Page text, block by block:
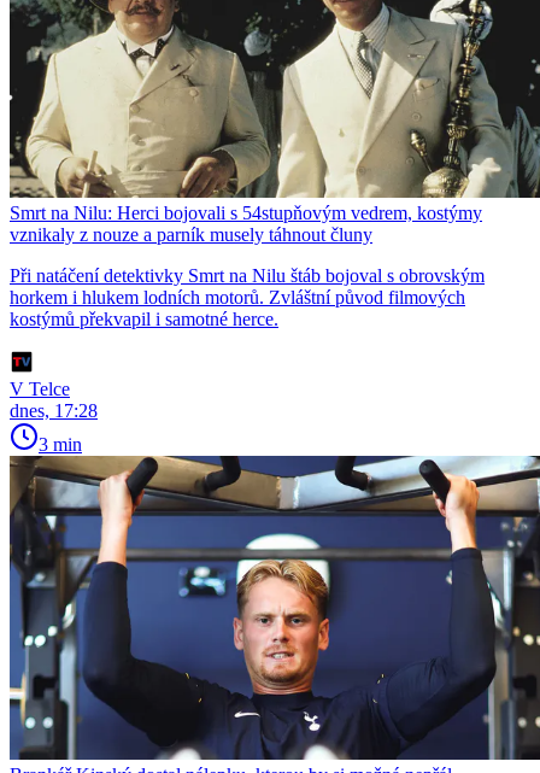
Smrt na Nilu: Herci bojovali s 54stupňovým vedrem, kostýmy
vznikaly z nouze a parník musely táhnout čluny
Při natáčení detektivky Smrt na Nilu štáb bojoval s obrovským
horkem i hlukem lodních motorů. Zvláštní původ filmových
kostýmů překvapil i samotné herce.
V Telce
dnes, 17:28
3 min